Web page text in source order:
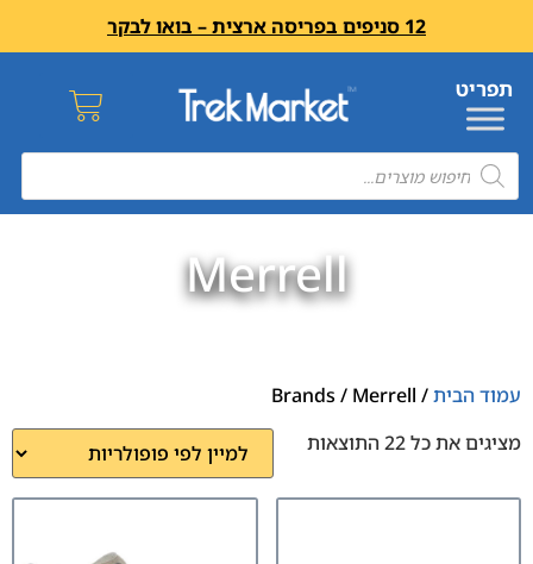
12 סניפים בפריסה ארצית – בואו לבקר
Merrell
עמוד הבית/ Brands / Merrell
מציגים את כל ⁦22⁩ התוצאות